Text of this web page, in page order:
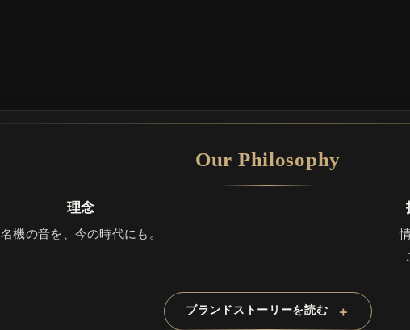
Our Philosophy
理念
名機の音を、今の時代にも。
ブランドストーリーを読む ＋